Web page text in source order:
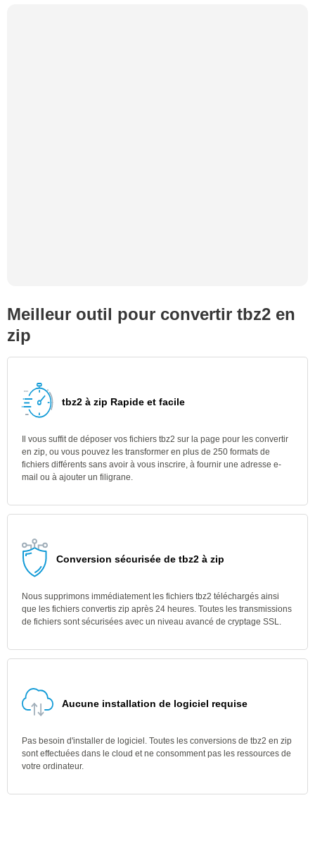
Meilleur outil pour convertir tbz2 en
zip
tbz2 à zip Rapide et facile
Il vous suffit de déposer vos fichiers tbz2 sur la page pour les convertir
en zip, ou vous pouvez les transformer en plus de 250 formats de
fichiers différents sans avoir à vous inscrire, à fournir une adresse e-
mail ou à ajouter un filigrane.
Conversion sécurisée de tbz2 à zip
Nous supprimons immédiatement les fichiers tbz2 téléchargés ainsi
que les fichiers convertis zip après 24 heures. Toutes les transmissions
de fichiers sont sécurisées avec un niveau avancé de cryptage SSL.
Aucune installation de logiciel requise
Pas besoin d'installer de logiciel. Toutes les conversions de tbz2 en zip
sont effectuées dans le cloud et ne consomment pas les ressources de
votre ordinateur.